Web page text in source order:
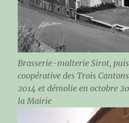
Brasserie-malterie Sirot,
coopérative des Trois
2014 et démolie en octobre
la Mairie